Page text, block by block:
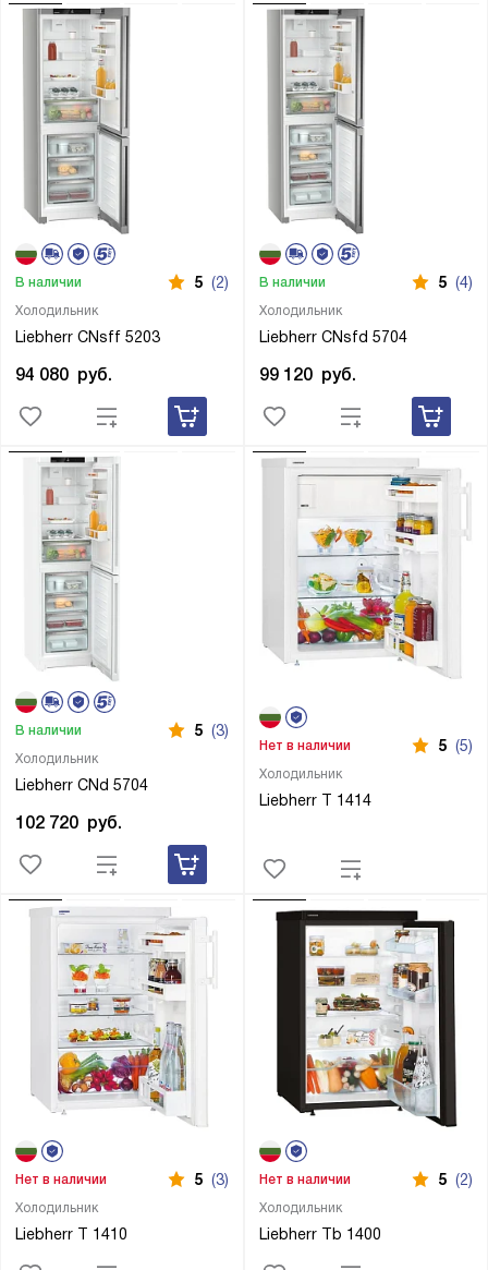
Холодильник
Liebherr CNsff 5203
В наличии 5 (2)
94 080 руб.
Холодильник
Liebherr CNsfd 5704
В наличии 5 (4)
99 120 руб.
Холодильник
Liebherr CNd 5704
В наличии 5 (3)
102 720 руб.
Холодильник
Liebherr T 1414
Нет в наличии 5 (5)
Холодильник
Liebherr T 1410
Нет в наличии 5 (3)
Холодильник
Liebherr Tb 1400
Нет в наличии 5 (2)